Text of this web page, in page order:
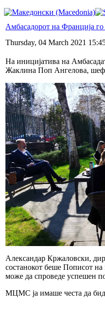
Амбасадорот на Франција
Thursday, 04 March 2021
На иницијатива на
Жаклина Поп Ангелова, шеф
Александар Кржаловски,
состанокот беше Пописот на
може да спроведе успешен
МЦМС ја имаше честа да биде